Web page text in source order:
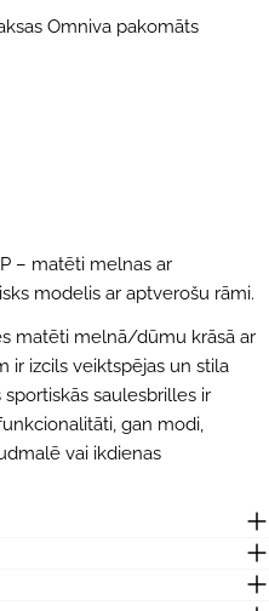
Omniva pakomāts
– matēti melnas ar
modelis ar aptverošu rāmi.
matēti melnā/dūmu krāsā ar
ir izcils veiktspējas un stila
saulesbrilles ir
gan modi,
vai ikdienas